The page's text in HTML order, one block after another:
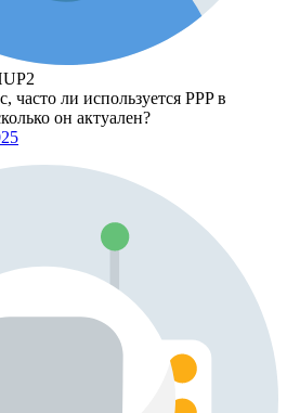
часто ли используется PPP в
он актуален?